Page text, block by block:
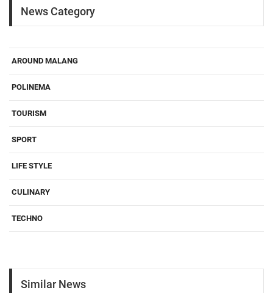
News Category
AROUND MALANG
POLINEMA
TOURISM
SPORT
LIFE STYLE
CULINARY
TECHNO
Similar News